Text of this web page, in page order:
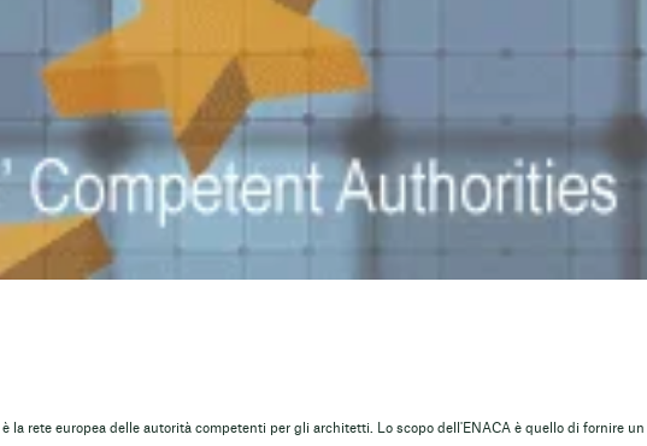
è la rete europea delle autorità competenti per gli architetti. Lo scopo dell'ENACA è quello di fornire